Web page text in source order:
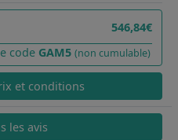
546,84€
code GAM5 (non cumulable)
et conditions
les avis